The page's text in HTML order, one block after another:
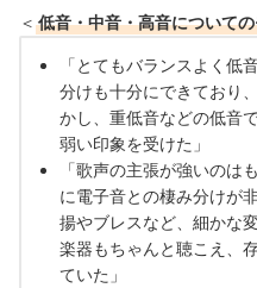
＜ 低音・中音・高音について
「とてもバランスよく低
分けも十分にできており
かし、重低音などの低音
弱い印象を受けた」
「歌声の主張が強いのは
に電子音との棲み分けが
揚やブレスなど、細かな
楽器もちゃんと聴こえ、
ていた」